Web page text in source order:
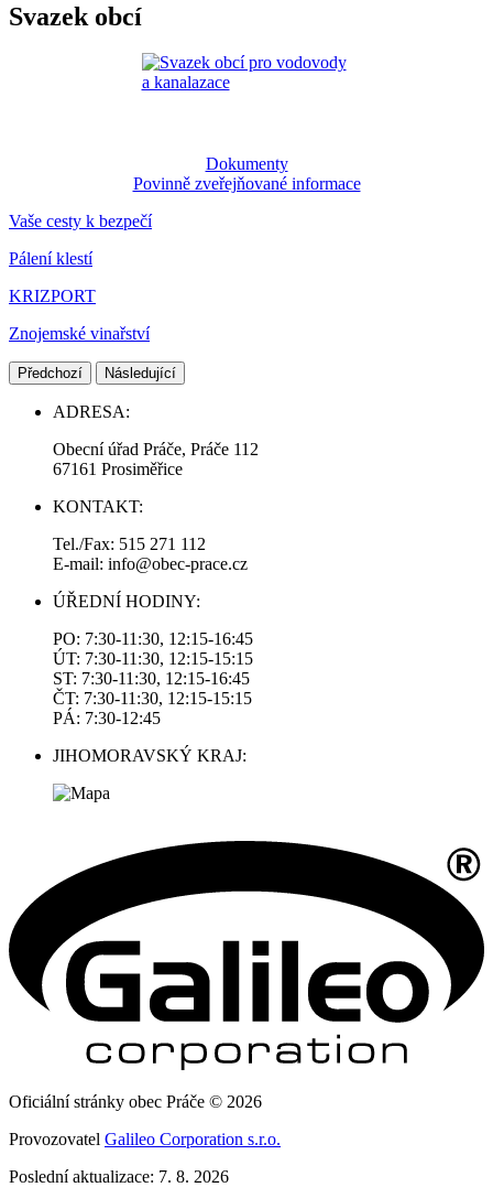
Svazek obcí
Dokumenty
Povinně zveřejňované informace
Vaše cesty k bezpečí
Pálení klestí
KRIZPORT
Znojemské vinařství
Předchozí Následující
ADRESA:
Obecní úřad Práče, Práče 112
67161 Prosiměřice
KONTAKT:
Tel./Fax: 515 271 112
E-mail: info@obec-prace.cz
ÚŘEDNÍ HODINY:
PO: 7:30-11:30, 12:15-16:45
ÚT: 7:30-11:30, 12:15-15:15
ST: 7:30-11:30, 12:15-16:45
ČT: 7:30-11:30, 12:15-15:15
PÁ: 7:30-12:45
JIHOMORAVSKÝ KRAJ:
Oficiální stránky obec Práče © 2026
Provozovatel Galileo Corporation s.r.o.
Poslední aktualizace: 7. 8. 2026